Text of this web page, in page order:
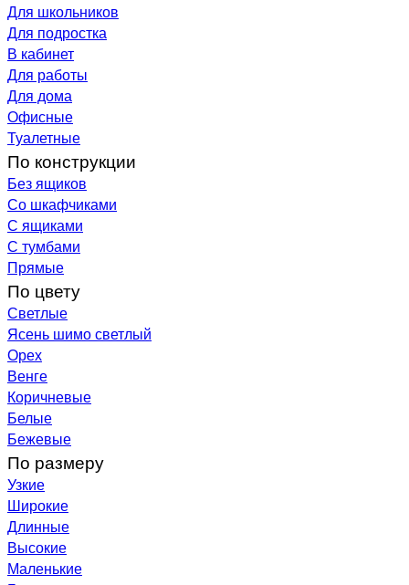
Для школьников
Для подростка
В кабинет
Для работы
Для дома
Офисные
Туалетные
По конструкции
Без ящиков
Со шкафчиками
С ящиками
С тумбами
Прямые
По цвету
Светлые
Ясень шимо светлый
Орех
Венге
Коричневые
Белые
Бежевые
По размеру
Узкие
Широкие
Длинные
Высокие
Маленькие